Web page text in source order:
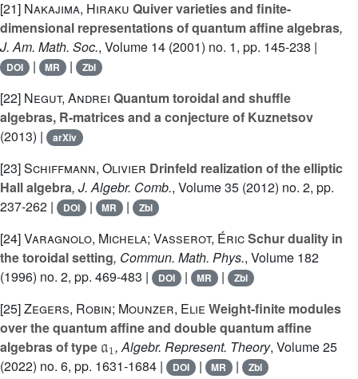
[21] Nakajima, Hiraku Quiver varieties and finite-
dimensional representations of quantum affine algebras,
J. Am. Math. Soc., Volume 14 (2001) no. 1, pp. 145-238 |
DOI | MR | Zbl
[22] Negut, Andrei Quantum toroidal and shuffle
algebras, R-matrices and a conjecture of Kuznetsov
(2013) |
arXiv
[23]Schiffmann, Olivier Drinfeld realization of the elliptic
Hall algebra, J. Algebr. Comb., Volume 35 (2012) no. 2, pp.
237-262 |
DOI | MR | Zbl
[24]Varagnolo, Michela; Vasserot, ÉricSchur duality in
the toroidal setting, Commun. Math. Phys., Volume 182
(1996) no. 2, pp. 469-483 |
DOI | MR | Zbl
[25]Zegers, Robin; Mounzer, Elie Weight-finite modules
over the quantum affine and double quantum affine
algebras of type
𝔞1
, Algebr. Represent. Theory, Volume 25
(2022) no. 6, pp. 1631-1684 |
DOI | MR | Zbl